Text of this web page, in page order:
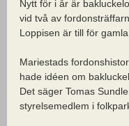
Nytt för i år är
vid två av
Loppisen är till för gamla
Mariestads
hade idéen om
Det säger Tomas
styrelsemedlem i